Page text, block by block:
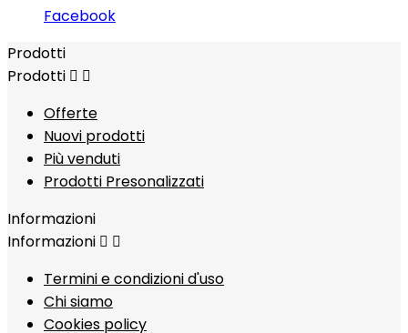
Facebook
Prodotti
Prodotti  
Offerte
Nuovi prodotti
Più venduti
Prodotti Presonalizzati
Informazioni
Informazioni  
Termini e condizioni d'uso
Chi siamo
Cookies policy